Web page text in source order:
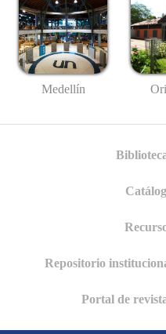
Medellín
Repositorio
Portal de